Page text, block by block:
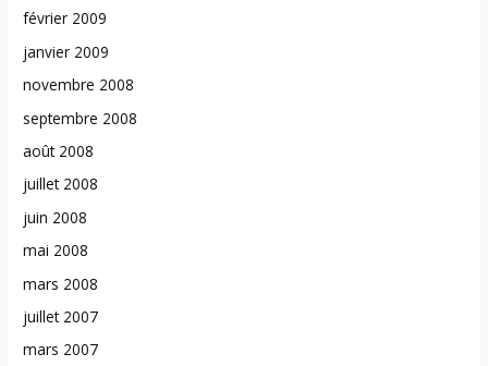
février 2009
janvier 2009
novembre 2008
septembre 2008
août 2008
juillet 2008
juin 2008
mai 2008
mars 2008
juillet 2007
mars 2007